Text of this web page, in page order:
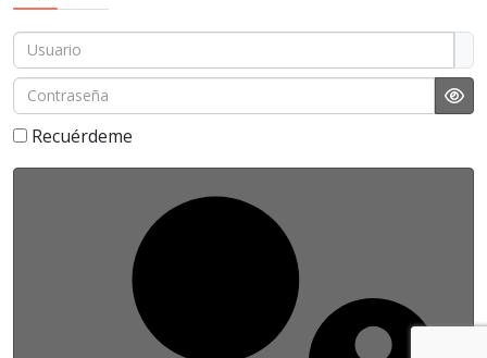
Usuario
Contraseña
Recuérdeme